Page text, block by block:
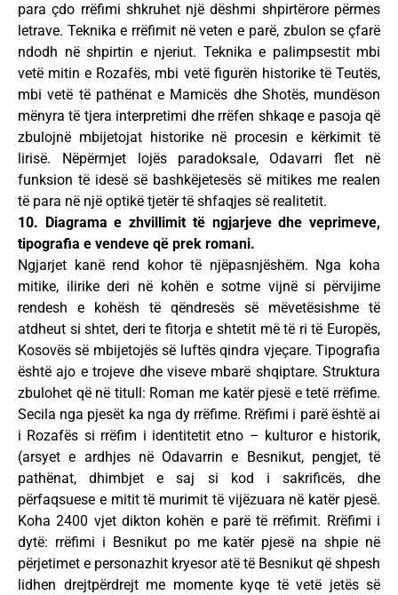
para çdo rrëfimi shkruhet një dëshmi shpirtërore përmes
letrave. Teknika e rrëfimit në veten e parë, zbulon se çfarë
ndodh në shpirtin e njeriut. Teknika e palimpsestit mbi
vetë mitin e Rozafës, mbi vetë figurën historike të Teutës,
mbi vetë të pathënat e Mamicës dhe Shotës, mundëson
mënyra të tjera interpretimi dhe rrëfen shkaqe e pasoja që
zbulojnë mbijetojat historike në procesin e kërkimit të
lirisë. Nëpërmjet lojës paradoksale, Odavarri flet në
funksion të idesë së bashkëjetesës së mitikes me realen
të para në një optikë tjetër të shfaqjes së realitetit.
10. Diagrama e zhvillimit të ngjarjeve dhe veprimeve,
tipografia e vendeve që prek romani.
Ngjarjet kanë rend kohor të njëpasnjëshëm. Nga koha
mitike, ilirike deri në kohën e sotme vijnë si përvijime
rendesh e kohësh të qëndresës së mëvetësishme të
atdheut si shtet, deri te fitorja e shtetit më të ri të Europës,
Kosovës së mbijetojës së luftës qindra vjeçare. Tipografia
është ajo e trojeve dhe viseve mbarë shqiptare. Struktura
zbulohet që në titull: Roman me katër pjesë e tetë rrëfime.
Secila nga pjesët ka nga dy rrëfime. Rrëfimi i parë është ai
i Rozafës si rrëfim i identitetit etno – kulturor e historik,
(arsyet e ardhjes në Odavarrin e Besnikut, pengjet, të
pathënat, dhimbjet e saj si kod i sakrificës, dhe
përfaqsuese e mitit të murimit të vijëzuara në katër pjesë.
Koha 2400 vjet dikton kohën e parë të rrëfimit. Rrëfimi i
dytë: rrëfimi i Besnikut po me katër pjesë na shpie në
përjetimet e personazhit kryesor atë të Besnikut që shpesh
lidhen drejtpërdrejt me momente kyqe të vetë jetës së